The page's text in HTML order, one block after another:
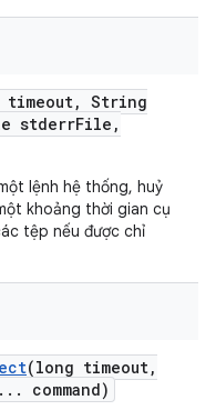
timeout, String
stderrFile ,
lệnh hệ thống, huỷ
khoảng thời gian cụ
tệp nếu được chỉ
(long timeout,
. . . command)